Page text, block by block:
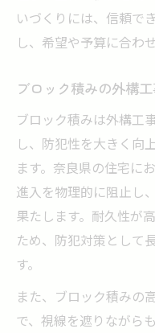
いづくりには、信頼で
し、希望や予算に合わ
ブロック積みの外構
ブロック積みは外構工
し、防犯性を大きく向
ます。奈良県の住宅に
進入を物理的に阻止し
果たします。耐久性が
ため、防犯対策として
す。
また、ブロック積みの
で、視線を遮りながら